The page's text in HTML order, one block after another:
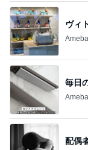
ヴィ
毎日
配偶